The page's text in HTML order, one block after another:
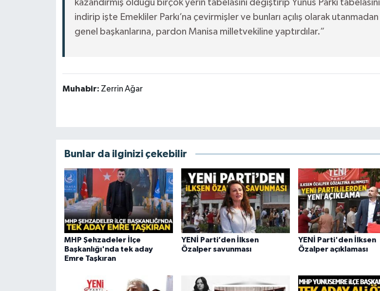
kazandırmış olduğu birçok yerin tabelasını değiştirip Yunus Parkı tabelasını
indirip işte Emekliler Parkı’na çevirmişler ve bunları açılış olarak utanmadan
genel başkanlarına, pardon Manisa milletvekiline yaptırdılar.”
Muhabir: Zerrin Ağar
Bunlar da ilginizi çekebilir
MHP Şehzadeler İlçe
Başkanlığı'nda tek aday
Emre Taşkıran
YENİ Parti’den İlksen
Özalper savunması
YENİ Parti'den İlksen
Özalper açıklaması